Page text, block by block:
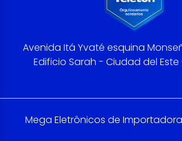
Avenida Itá Yvaté esquina
Edificio Sarah - Ciudad del
Mega Eletrônicos de Importadora